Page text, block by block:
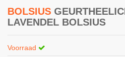
BOLSIUS
LAVENDEL BOLSIUS
Voorraad